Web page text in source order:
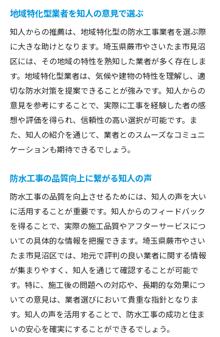
地域特化型業者を知人の意見で選ぶ
知人からの推薦は、地域特化型の防水工事業者を選ぶ際
に大きな助けとなります。埼玉県蕨市やさいたま市見沼
区には、その地域の特性を熟知した業者が多く存在しま
す。地域特化型業者は、気候や建物の特性を理解し、適
切な防水対策を提案できることが強みです。知人からの
意見を参考にすることで、実際に工事を経験した者の感
想や評価を得られ、信頼性の高い選択が可能です。ま
た、知人の紹介を通じて、業者とのスムーズなコミュニ
ケーションも期待できるでしょう。
防水工事の品質向上に繋がる知人の声
防水工事の品質を向上させるためには、知人の声を大い
に活用することが重要です。知人からのフィードバック
を得ることで、実際の施工品質やアフターサービスにつ
いての具体的な情報を把握できます。埼玉県蕨市やさい
たま市見沼区では、地元で評判の良い業者に関する情報
が集まりやすく、知人を通じて確認することが可能で
す。特に、施工後の問題への対応や、長期的な効果につ
いての意見は、業者選びにおいて貴重な指針となりま
す。知人の声を活用することで、防水工事の成功と住ま
いの安心を確実にすることができるでしょう。